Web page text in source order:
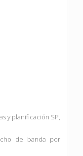
y planificación SP,
de banda por